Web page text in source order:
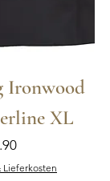
Ironwood
XL
Lieferkosten